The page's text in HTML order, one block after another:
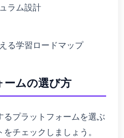
ラム設計
る学習ロードマップ
ムの選び方
プラットフォームを選ぶ
チェックしましょう。